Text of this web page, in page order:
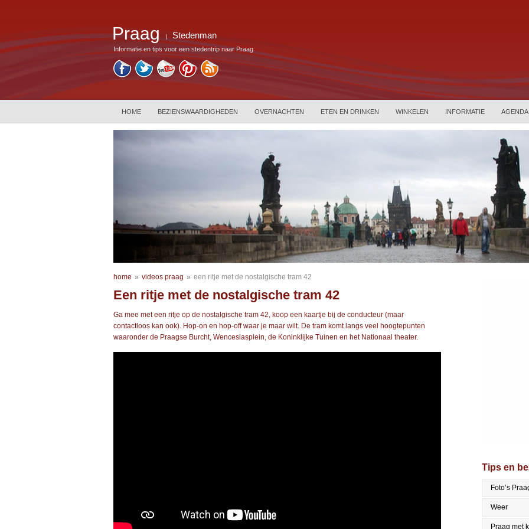
Praag Stedenman
Informatie en tips voor een stedentrip naar Praag
HOME BEZIENSWAARDIGHEDEN OVERNACHTEN ETEN EN DRINKEN WINKELEN INFORMATIE AGENDA
home » videos praag » een ritje met de nostalgische tram 42
Een ritje met de nostalgische tram 42
Ga mee met een ritje op de nostalgische tram 42, koop een kaartje bij de conducteur (maar
contactloos kan ook). Hop-on en hop-off waar je maar wilt. De tram komt langs veel hoogtepunten
waaronder de Praagse Burcht, Wenceslasplein, de Koninklijke Tuinen en het Nationaal theater.
Tips en
Foto’s
Weer
Praag met